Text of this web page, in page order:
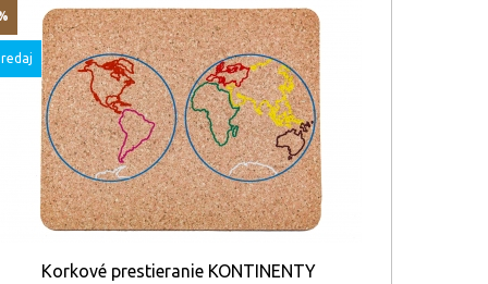
Korkové prestieranie KONTINENTY